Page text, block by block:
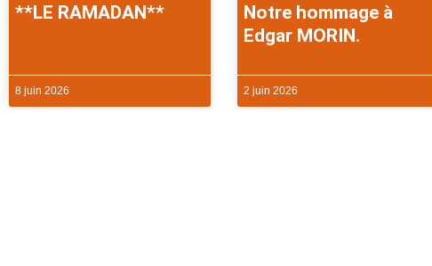
**LE RAMADAN**
8 juin 2026
Notre hommage à
Edgar MORIN.
2 juin 2026